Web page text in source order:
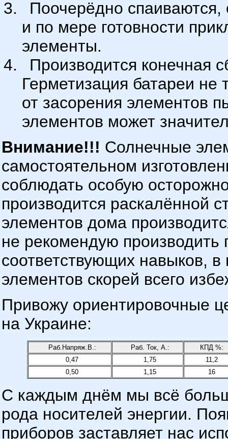
Поочерёдно спаиваются,
и по мере готовности
элементы.
Производится конечная
Герметизация батареи не
от засорения элементов
элементов может
Внимание!!! Солнечные
самостоятельном
соблюдать особую
производится раскалённой
элементов дома
не рекомендую
соответствующих навыков,
элементов скорей всего
Привожу ориентировочные
на Украине:
Раб.Напряж.В.: Раб. Ток, А.:
КПД %:
0,47
1,75
11,2
0,50
1,15 16
С каждым днём мы всё
рода носителей энергии.
приборов заставляет нас